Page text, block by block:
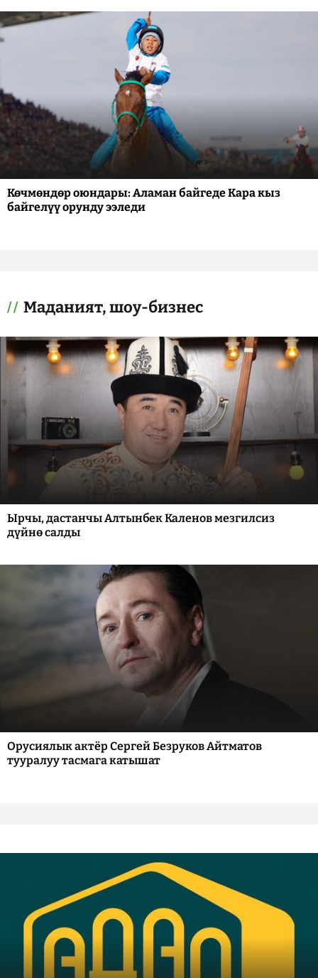
Көчмөндөр оюндары: Аламан байгеде Кара кыз
байгелүү орунду ээледи
Маданият, шоу-бизнес
Ырчы, дастанчы Алтынбек Каленов мезгилсиз
дүйнө салды
Орусиялык актёр Сергей Безруков Айтматов
тууралуу тасмага катышат